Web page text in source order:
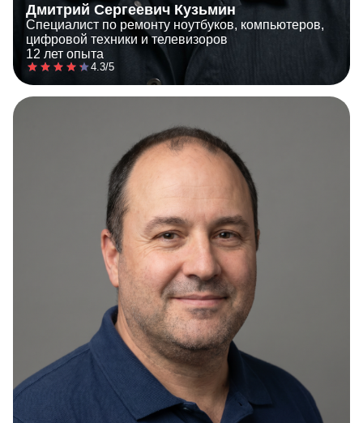
Дмитрий Сергеевич Кузьмин
Специалист по ремонту ноутбуков, компьютеров,
цифровой техники и телевизоров
12 лет опыта
4.3/5